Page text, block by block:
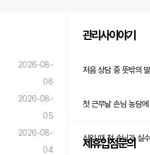
2026-08-
06
2026-08-
05
2026-08-
04
관리사이야기
처음 상담 중 뜻밖의
첫 근무날 손님 농담
신입 때 첫 손님과 실
제휴입점문의